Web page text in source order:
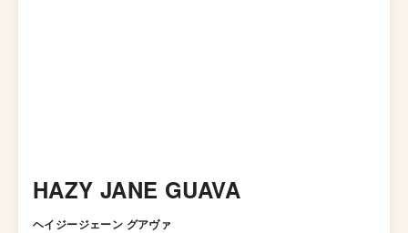
HAZY JANE GUAVA
ヘイジージェーン グアヴァ